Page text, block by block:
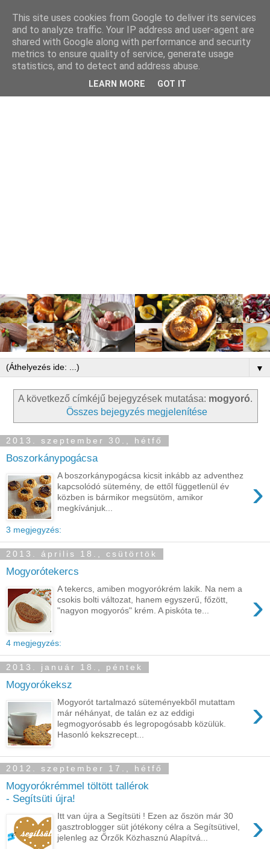
▼
A következő címkéjű bejegyzések mutatása: mogyoró.
Összes bejegyzés megjelenítése
2013. szeptember 30., hétfő
Boszorkánypogácsa
›
A boszorkánypogácsa kicsit inkább az adventhez
kapcsolódó sütemény, de ettől függetlenül év
közben is bármikor megsütöm, amikor
megkívánjuk...
3 megjegyzés:
2013. április 18., csütörtök
Mogyorótekercs
›
A tekercs, amiben mogyorókrém lakik. Na nem a
csokis bolti változat, hanem egyszerű, főzött,
"nagyon mogyorós" krém. A piskóta te...
4 megjegyzés:
2013. január 18., péntek
Mogyorókeksz
›
Mogyorót tartalmazó süteményekből mutattam
már néhányat, de talán ez az eddigi
legmogyorósabb és legropogósabb közülük.
Hasonló kekszrecept...
2012. szeptember 17., hétfő
Mogyorókrémmel töltött tallérok
- Segítsüti újra!
›
Itt van újra a Segítsüti ! Ezen az őszön már 30
gasztroblogger süt jótékony célra a Segítsütivel,
jelenleg az Őrzők Közhasznú Alapítvá...
This site uses cookies from Google to deliver its services
and to analyze traffic. Your IP address and user-agent are
shared with Google along with performance and security
metrics to ensure quality of service, generate usage
statistics, and to detect and address abuse.
LEARN MORE GOT IT